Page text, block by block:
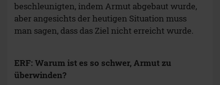
beschleunigten, indem Armut abgebaut wurde,
aber angesichts der heutigen Situation muss
man sagen, dass das Ziel nicht erreicht wurde.
ERF: Warum ist es so schwer, Armut zu
überwinden?